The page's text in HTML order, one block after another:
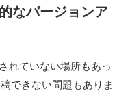
なバージョンア
れていない場所もあっ
できない問題もありま